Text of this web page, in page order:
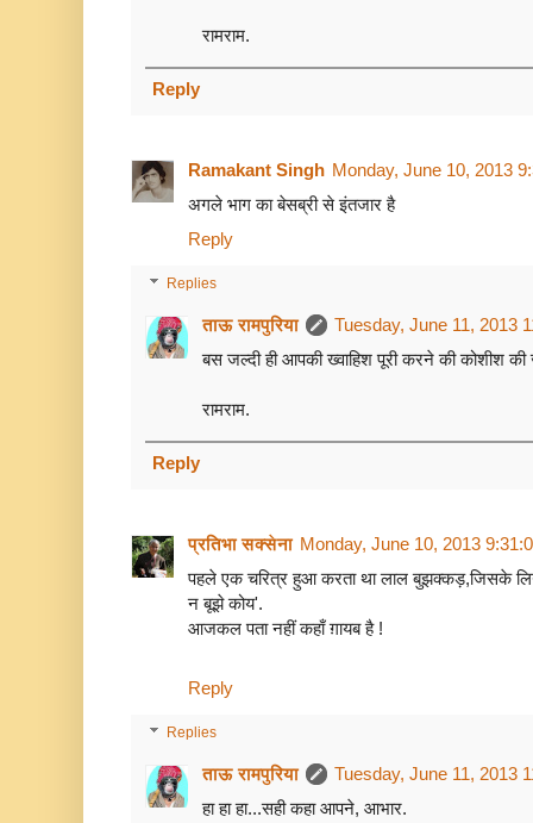
रामराम.
Reply
Ramakant Singh Monday, June 10, 2013
अगले भाग का बेसब्री से इंतजार है
Reply
Replies
ताऊ रामपुरिया
Tuesday, June 11, 2013
बस जल्दी ही आपकी ख्वाहिश पूरी करने की कोशीश की
रामराम.
Reply
प्रतिभा सक्सेना Monday, June 10, 2013
पहले एक चरित्र हुआ करता था लाल बुझक्कड़,जिसके
न बूझे कोय'.
आजकल पता नहीं कहाँ ग़ायब है !
Reply
Replies
ताऊ रामपुरिया
Tuesday, June 11, 2013
हा हा हा...सही कहा आपने, आभार.